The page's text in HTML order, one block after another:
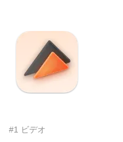
#1 ビデオ